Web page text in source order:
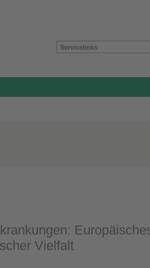
Servicelinks
Vielfalt